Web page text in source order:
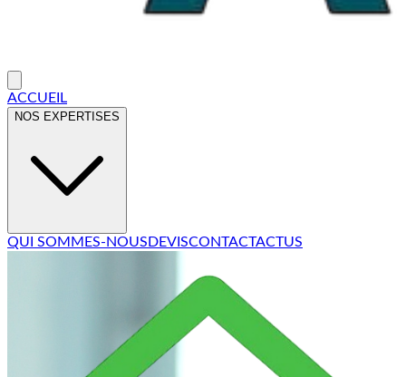
ACCUEIL
NOS EXPERTISES
QUI SOMMES-NOUS DEVISCONTACTACTUS